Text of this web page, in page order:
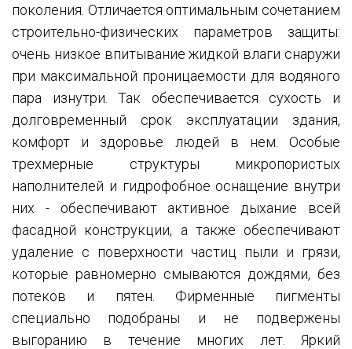
поколения. Отличается оптимальным сочетанием
строительно-физических параметров защиты:
очень низкое впитывание жидкой влаги снаружи
при максимальной проницаемости для водяного
пара изнутри. Так обеспечивается сухость и
долговременный срок эксплуатации здания,
комфорт и здоровье людей в нем. Особые
трехмерные структуры микропористых
наполнителей и гидрофобное оснащение внутри
них - обеспечивают активное дыхание всей
фасадной конструкции, а также обеспечивают
удаление с поверхности частиц пыли и грязи,
которые равномерно смываются дождями, без
потеков и пятен. Фирменные пигменты
специально подобраны и не подвержены
выгоранию в течение многих лет. Яркий